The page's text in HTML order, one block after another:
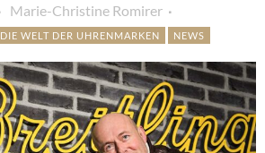
Marie-Christine Romirer
DIE WELT DER UHRENMARKEN NEWS